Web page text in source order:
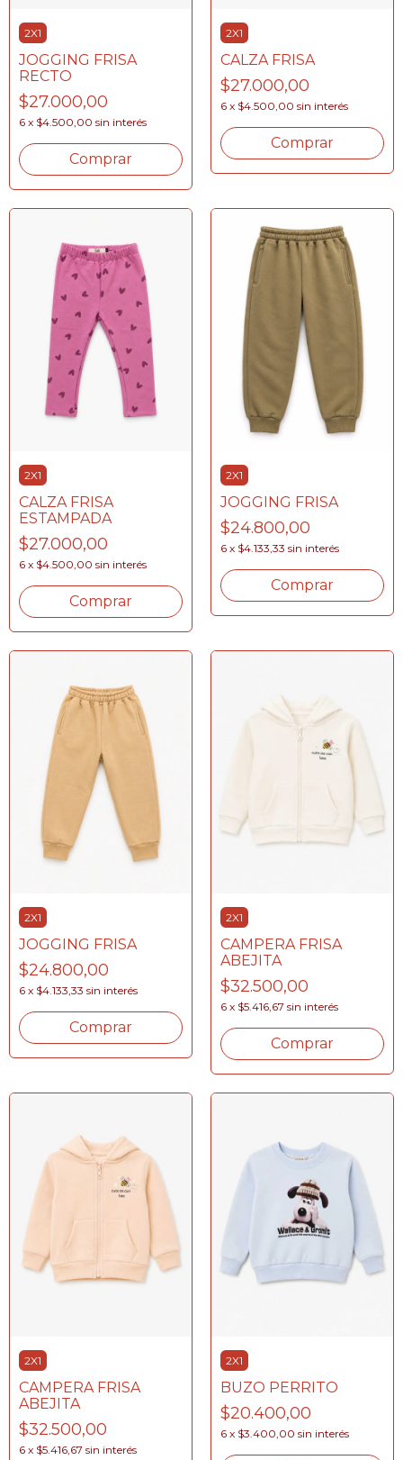
2X1
JOGGING FRISA
RECTO
$27.000,00
6 x $4.500,00 sin interés
Comprar
2X1
CALZA FRISA
$27.000,00
6 x $4.500,00 sin interés
Comprar
2X1
CALZA FRISA
ESTAMPADA
$27.000,00
6 x $4.500,00 sin interés
Comprar
2X1
JOGGING FRISA
$24.800,00
6 x $4.133,33 sin interés
Comprar
2X1
JOGGING FRISA
$24.800,00
6 x $4.133,33 sin interés
Comprar
2X1
CAMPERA FRISA
ABEJITA
$32.500,00
6 x $5.416,67 sin interés
Comprar
2X1
CAMPERA FRISA
ABEJITA
$32.500,00
6 x $5.416,67 sin interés
2X1
BUZO PERRITO
$20.400,00
6 x $3.400,00 sin interés